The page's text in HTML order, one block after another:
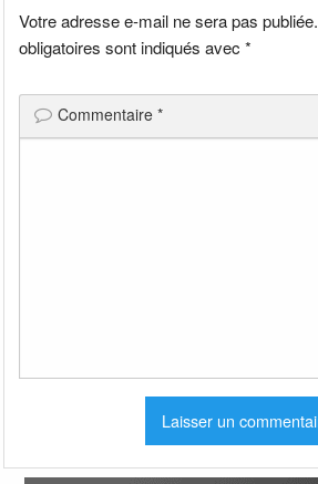
Votre adresse e-mail ne sera pas publiée.
obligatoires sont indiqués avec*
Commentaire*